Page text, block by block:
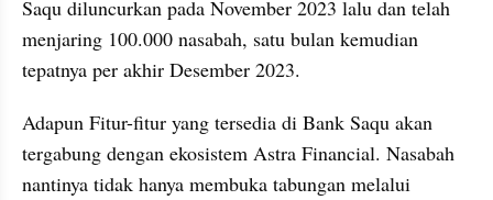
Saqu diluncurkan pada November 2023 lalu dan telah
menjaring 100.000 nasabah, satu bulan kemudian
tepatnya per akhir Desember 2023.
Adapun Fitur-fitur yang tersedia di Bank Saqu akan
tergabung dengan ekosistem Astra Financial. Nasabah
nantinya tidak hanya membuka tabungan melalui